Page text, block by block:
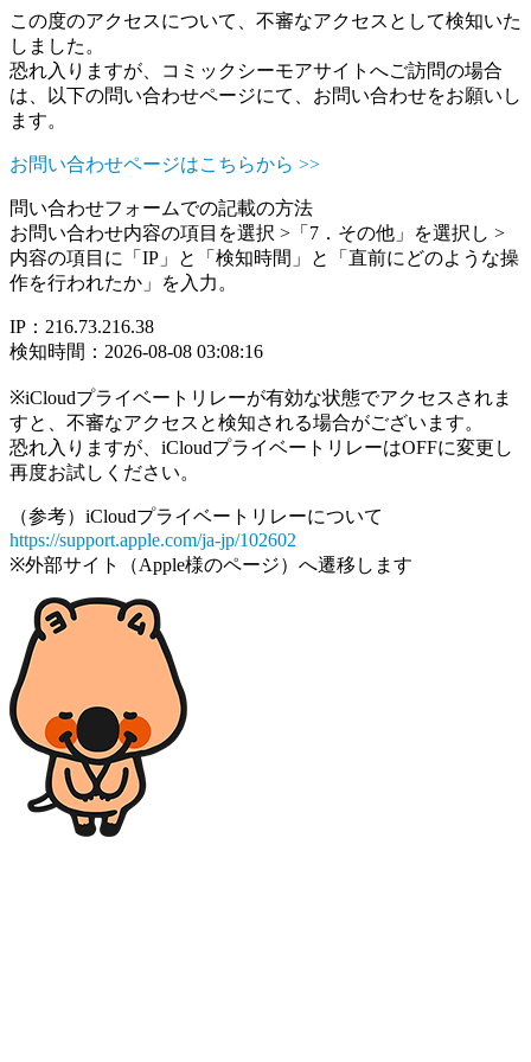
この度のアクセスについて、不審なアクセスとして検知いた
しました。
恐れ入りますが、コミックシーモアサイトへご訪問の場合
は、以下の問い合わせページにて、お問い合わせをお願いし
ます。
お問い合わせページはこちらから >>
問い合わせフォームでの記載の方法
お問い合わせ内容の項目を選択 >「7．その他」を選択し >
内容の項目に「IP」と「検知時間」と「直前にどのような操
作を行われたか」を入力。
IP：216.73.216.38
検知時間：2026-08-08 03:08:16
※iCloudプライベートリレーが有効な状態でアクセスされま
すと、不審なアクセスと検知される場合がございます。
恐れ入りますが、iCloudプライベートリレーはOFFに変更し
再度お試しください。
（参考）iCloudプライベートリレーについて
https://support.apple.com/ja-jp/102602
※外部サイト（Apple様のページ）へ遷移します